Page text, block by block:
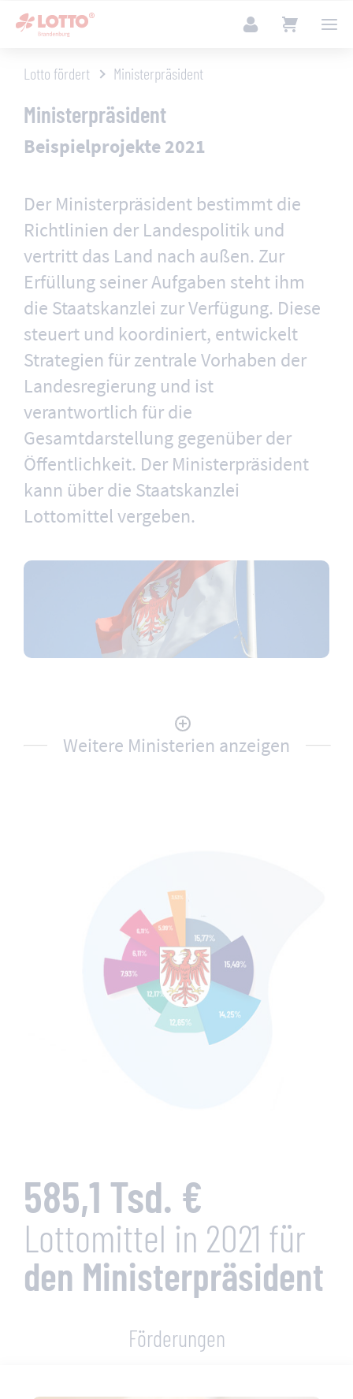
Lotto fördert Ministerpräsident
Ministerpräsident
Beispielprojekte 2021
Der Ministerpräsident bestimmt die
Richtlinien der Landespolitik und
vertritt das Land nach außen. Zur
Erfüllung seiner Aufgaben steht ihm
die Staatskanzlei zur Verfügung. Diese
steuert und koordiniert, entwickelt
Strategien für zentrale Vorhaben der
Landesregierung und ist
verantwortlich für die
Gesamtdarstellung gegenüber der
Öffentlichkeit. Der Ministerpräsident
kann über die Staatskanzlei
Lottomittel vergeben.
Weitere Ministerien anzeigen
585,1 Tsd. €
Lottomittel in 2021 für
den Ministerpräsident
Förderungen